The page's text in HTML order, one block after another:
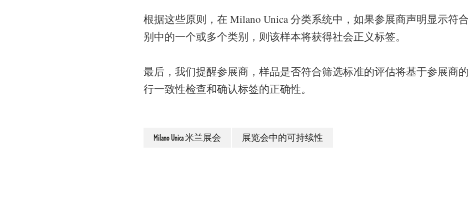
根据这些原则，在 Milano Unica 分类系统中，如果参展商声明显示符
别中的一个或多个类别，则该样本将获得社会正义标签。
最后，我们提醒参展商，样品是否符合筛选标准的评估将基于参展商
行一致性检查和确认标签的正确性。
Milano Unica 米兰展会 展览会中的可持续性